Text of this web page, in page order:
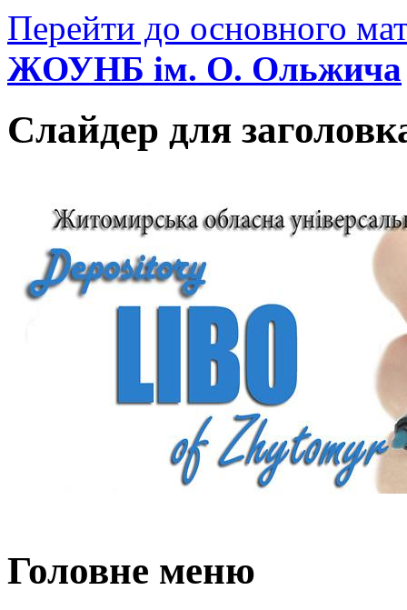
Перейти до основного
ЖОУНБ ім. О. Ольжича
Слайдер для
Головне меню